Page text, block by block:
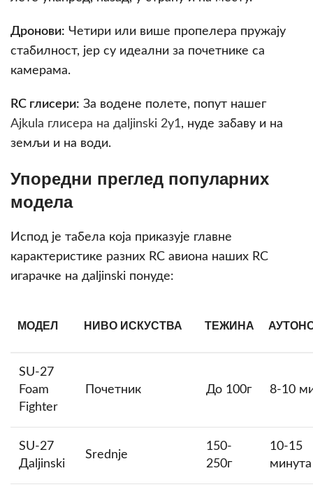
Дронови: Четири или више пропелера пружају
стабилност, јер су идеални за почетнике са
камерама.
RC глисери: За водене полете, попут нашег
Ajkula глисера на дaljinski 2у1, нуде забаву и на
земљи и на води.
Упоредни преглед популарних
модела
Испод је табела која приказује главне
карактеристике разних RC авиона наших RC
игарачке на дaljinski понуде:
МОДЕЛ НИВО ИСКУСТВА ТЕЖИНА
SU-27
Foam
Fighter
Почетник До 100г 8-10
SU-27
Дaljinski
Srednje
150-
250г
10-15
минута